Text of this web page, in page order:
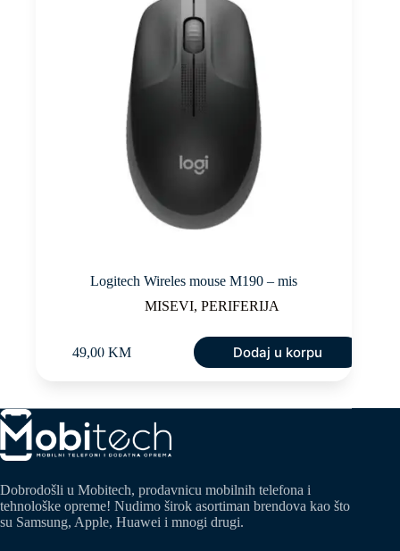
Logitech Wireles mouse M190 – mis
MISEVI, PERIFERIJA
49,00 KM Dodaj u korpu
Dobrodošli u Mobitech, prodavnicu mobilnih telefona i
tehnološke opreme! Nudimo širok asortiman brendova kao što
su Samsung, Apple, Huawei i mnogi drugi.